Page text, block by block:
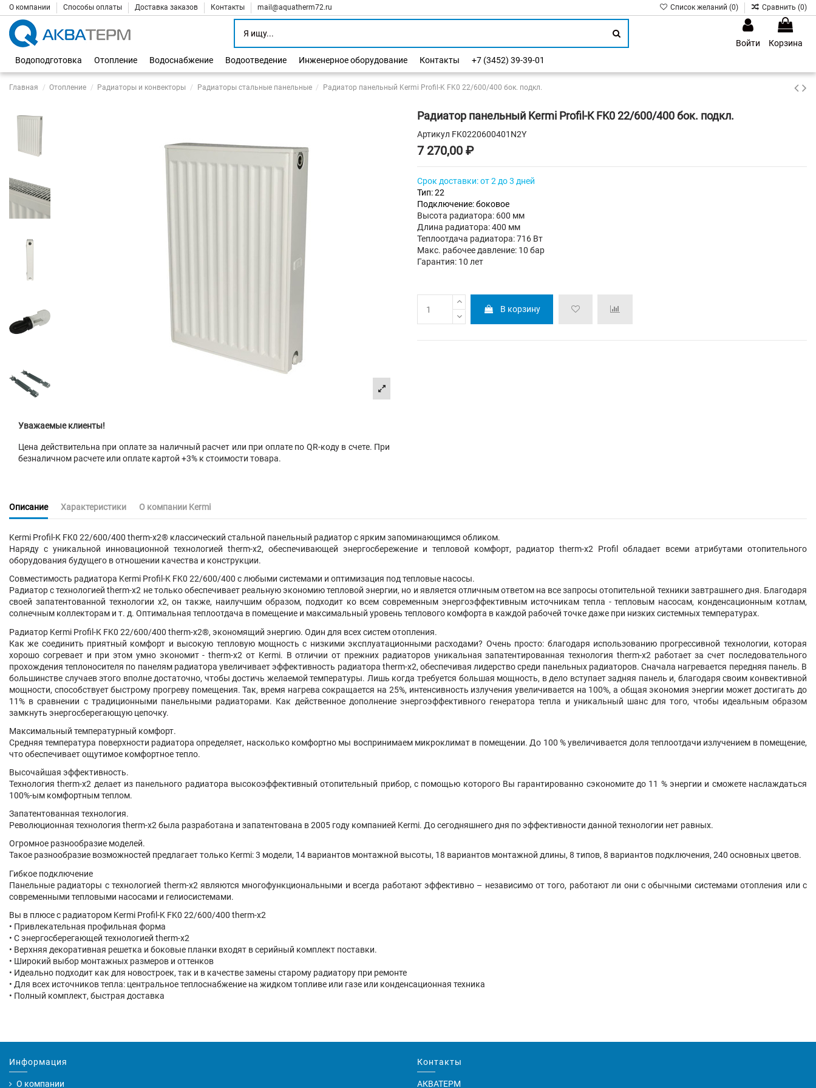
О компании Способы оплаты Доставка заказов Контакты mail@aquatherm72.ru Список желаний (0) Сравнить (0)
Войти
Корзина
Водоподготовка
Отопление Водоснабжение Водоотведение Инженерное оборудование Контакты +7 (3452) 39-39-01
Главная Отопление Радиаторы и конвекторы Радиаторы стальные панельные Радиатор панельный Kermi Profil-K FK0 22/600/400 бок. подкл.
Уважаемые клиенты!
Цена действительна при оплате за наличный расчет или при оплате по QR-коду в счете. При
безналичном расчете или оплате картой +3% к стоимости товара.
Радиатор панельный Kermi Profil-K FK0 22/600/400 бок. подкл.
Артикул FK0220600401N2Y
7 270,00 ₽
Срок доставки: от 2 до 3 дней
Тип: 22
Подключение: боковое
Высота радиатора: 600 мм
Длина радиатора: 400 мм
Теплоотдача радиатора: 716 Вт
Макс. рабочее давление: 10 бар
Гарантия: 10 лет
В корзину
Описание Характеристики О компании Kermi
Kermi Profil-K FK0 22/600/400 therm-x2® классический стальной панельный радиатор с ярким запоминающимся обликом.
Наряду с уникальной инновационной технологией therm-x2, обеспечивающей энергосбережение и тепловой комфорт, радиатор therm-x2 Profil обладает всеми атрибутами отопительного
оборудования будущего в отношении качества и конструкции.
Совместимость радиатора Kermi Profil-K FK0 22/600/400 с любыми системами и оптимизация под тепловые насосы.
Радиатор с технологией therm-x2 не только обеспечивает реальную экономию тепловой энергии, но и является отличным ответом на все запросы отопительной техники завтрашнего дня. Благодаря
своей запатентованной технологии x2, он также, наилучшим образом, подходит ко всем современным энергоэффективным источникам тепла - тепловым насосам, конденсационным котлам,
солнечным коллекторам и т. д. Оптимальная теплоотдача в помещение и максимальный уровень теплового комфорта в каждой рабочей точке даже при низких системных температурах.
Радиатор Kermi Profil-K FK0 22/600/400 therm-x2®, экономящий энергию. Один для всех систем отопления.
Как же соединить приятный комфорт и высокую тепловую мощность с низкими эксплуатационными расходами? Очень просто: благодаря использованию прогрессивной технологии, которая
хорошо согревает и при этом умно экономит - therm-x2 от Kermi. В отличии от прежних радиаторов уникальная запатентированная технология therm-x2 работает за счет последовательного
прохождения теплоносителя по панелям радиатора увеличивает эффективность радиатора therm-x2, обеспечивая лидерство среди панельных радиаторов. Сначала нагревается передняя панель. В
большинстве случаев этого вполне достаточно, чтобы достичь желаемой температуры. Лишь когда требуется большая мощность, в дело вступает задняя панель и, благодаря своим конвективной
мощности, способствует быстрому прогреву помещения. Так, время нагрева сокращается на 25%, интенсивность излучения увеличивается на 100%, а общая экономия энергии может достигать до
11% в сравнении с традиционными панельными радиаторами. Как действенное дополнение энергоэффективного генератора тепла и уникальный шанс для того, чтобы идеальным образом
замкнуть энергосберегающую цепочку.
Максимальный температурный комфорт.
Средняя температура поверхности радиатора определяет, насколько комфортно мы воспринимаем микроклимат в помещении. До 100 % увеличивается доля теплоотдачи излучением в помещение,
что обеспечивает ощутимое комфортное тепло.
Высочайшая эффективность.
Технология therm-x2 делает из панельного радиатора высокоэффективный отопительный прибор, с помощью которого Вы гарантированно сэкономите до 11 % энергии и сможете наслаждаться
100%-ым комфортным теплом.
Запатентованная технология.
Революционная технология therm-x2 была разработана и запатентована в 2005 году компанией Kermi. До сегодняшнего дня по эффективности данной технологии нет равных.
Огромное разнообразие моделей.
Такое разнообразие возможностей предлагает только Kermi: 3 модели, 14 вариантов монтажной высоты, 18 вариантов монтажной длины, 8 типов, 8 вариантов подключения, 240 основных цветов.
Гибкое подключение
Панельные радиаторы с технологией therm-x2 являются многофункциональными и всегда работают эффективно – независимо от того, работают ли они с обычными системами отопления или с
современными тепловыми насосами и гелиосистемами.
Вы в плюсе с радиатором Kermi Profil-K FK0 22/600/400 therm-x2
• Привлекательная профильная форма
• С энергосберегающей технологией therm-x2
• Верхняя декоративная решетка и боковые планки входят в серийный комплект поставки.
• Широкий выбор монтажных размеров и оттенков
• Идеально подходит как для новостроек, так и в качестве замены старому радиатору при ремонте
• Для всех источников тепла: центральное теплоснабжение на жидком топливе или газе или конденсационная техника
• Полный комплект, быстрая доставка
Информация
О компании
Контакты
АКВАТЕРМ